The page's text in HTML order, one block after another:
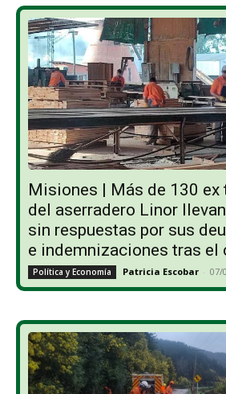
Misiones | Más de 130 ex
del aserradero Linor
sin respuestas por sus
e indemnizaciones tras el
Política y Economía Patricia Escobar - 07/